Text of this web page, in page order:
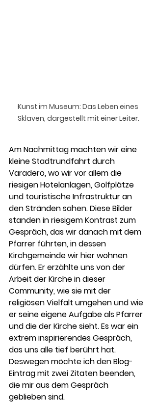
Kunst im Museum: Das Leben eines
Sklaven, dargestellt mit einer Leiter.
Am Nachmittag machten wir eine
kleine Stadtrundfahrt durch
Varadero, wo wir vor allem die
riesigen Hotelanlagen, Golfplätze
und touristische Infrastruktur an
den Stränden sahen. Diese Bilder
standen in riesigem Kontrast zum
Gespräch, das wir danach mit dem
Pfarrer führten, in dessen
Kirchgemeinde wir hier wohnen
dürfen. Er erzählte uns von der
Arbeit der Kirche in dieser
Community, wie sie mit der
religiösen Vielfalt umgehen und wie
er seine eigene Aufgabe als Pfarrer
und die der Kirche sieht. Es war ein
extrem inspirierendes Gespräch,
das uns alle tief berührt hat.
Deswegen möchte ich den Blog-
Eintrag mit zwei Zitaten beenden,
die mir aus dem Gespräch
geblieben sind.